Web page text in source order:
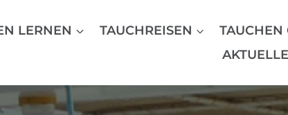
LERNEN TAUCHREISEN TAUCHEN